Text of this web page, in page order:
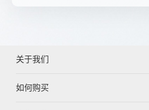
关于我们
如何购买